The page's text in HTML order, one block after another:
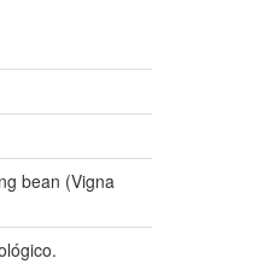
bean (Vigna